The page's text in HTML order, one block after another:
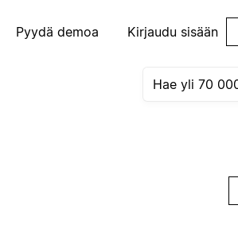
Pyydä demoa Kirjaudu sisään